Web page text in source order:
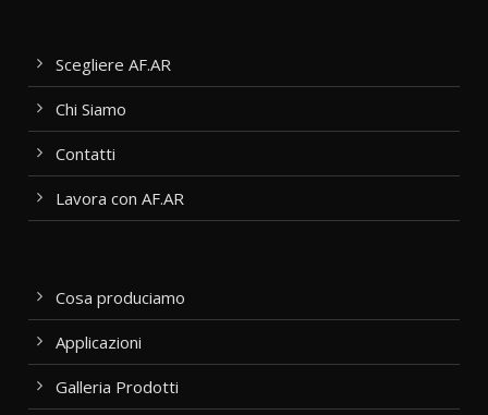
Scegliere AF.AR
Chi Siamo
Contatti
Lavora con AF.AR
Cosa produciamo
Applicazioni
Galleria Prodotti